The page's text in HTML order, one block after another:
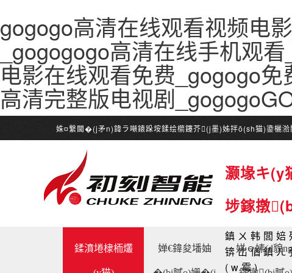
gogogo高清在线观看视频电
_gogogogo高清在线手机观
电影在线观看免费_gogogo
高清完整版电视剧
姝¤繋閫�(j矛n)鍏ラ噸鎱跺垵鍒绘櫤鑳芥(j墨)姊拌ō(sh猫)鍌欐
灏堟キ(y
埗鎵撴
鎮ㄨ韩閭
锛岀偤鎮
(w霉)
鍒濆埢棣栭爜 婵€鍏夋墦妯 姘ｅ嫊(d貌